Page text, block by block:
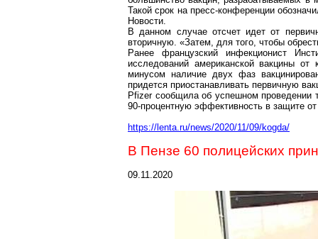
Такой срок на пресс-конференции
Новости.
В данном случае отсчет идет от
вторичную. «Затем, для того, чтобы
Ранее французский инфекционист
исследований американской вакцины от
минусом наличие двух фаз
придется приостанавливать первичную
Pfizerсообщила об успешном проведении
90-процентную эффективность в защите
https://lenta.ru/news/2020/11/09/kogda/
В Пензе 60 полицейских
09.11.2020